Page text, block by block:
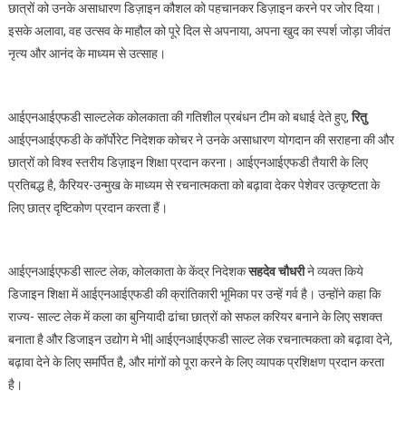
छात्रों को उनके असाधारण डिज़ाइन कौशल को पहचानकर डिज़ाइन करने पर जोर दिया।
इसके अलावा, वह उत्सव के माहौल को पूरे दिल से अपनाया, अपना खुद का स्पर्श जोड़ा जीवंत
नृत्य और आनंद के माध्यम से उत्साह।
आईएनआईएफडी साल्टलेक कोलकाता की गतिशील प्रबंधन टीम को बधाई देते हुए,रितु
आईएनआईएफडी के कॉर्पोरेट निदेशक कोचर ने उनके असाधारण योगदान की सराहना की और
छात्रों को विश्व स्तरीय डिज़ाइन शिक्षा प्रदान करना। आईएनआईएफडी तैयारी के लिए
प्रतिबद्ध है, कैरियर-उन्मुख के माध्यम से रचनात्मकता को बढ़ावा देकर पेशेवर उत्कृष्टता के
लिए छात्र दृष्टिकोण प्रदान करता हैं।
आईएनआईएफडी साल्ट लेक, कोलकाता के केंद्र निदेशकसहदेव चौधरीने व्यक्त किये
डिजाइन शिक्षा में आईएनआईएफडी की क्रांतिकारी भूमिका पर उन्हें गर्व है। उन्होंने कहा कि
राज्य- साल्ट लेक में कला का बुनियादी ढांचा छात्रों को सफल करियर बनाने के लिए सशक्त
बनाता है और डिजाइन उद्योग मे भी| आईएनआईएफडी साल्ट लेक रचनात्मकता को बढ़ावा देने,
बढ़ावा देने के लिए समर्पित है, और मांगों को पूरा करने के लिए व्यापक प्रशिक्षण प्रदान करता
है।